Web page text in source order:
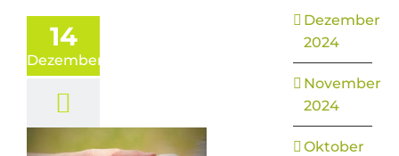
14
Dezember
Dezember
2024
November
2024
Oktober